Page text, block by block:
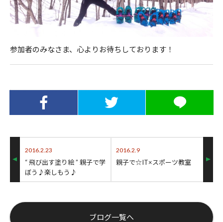
参加者のみなさま、心よりお待ちしております！
Facebookでシ
ェア
Twitterでシェ
ア
LINEでシェア
2016.2.23
“ 飛び出す塗り絵 ” 親子で学
ぼう♪楽しもう♪
2016.2.9
親子で☆IT×スポーツ教室
ブログ一覧へ